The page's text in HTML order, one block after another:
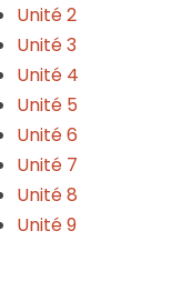
Unité 2
Unité 3
Unité 4
Unité 5
Unité 6
Unité 7
Unité 8
Unité 9